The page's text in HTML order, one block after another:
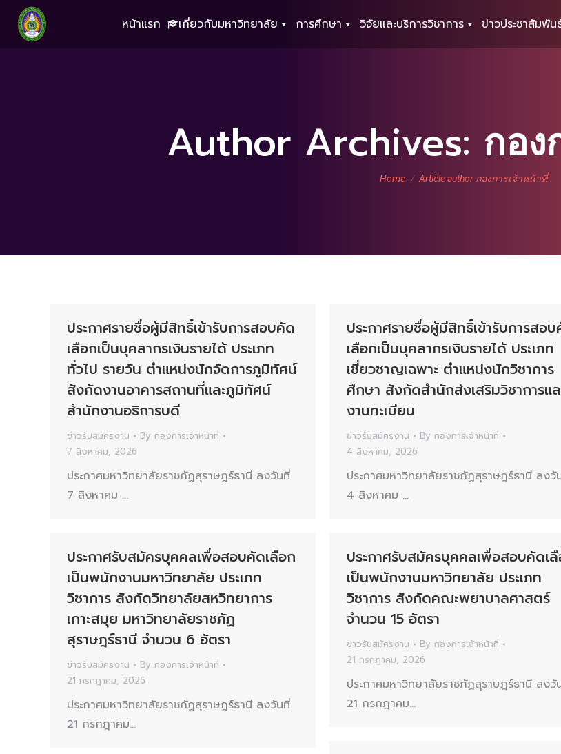
หน้าแรก เกี่ยวกับมหาวิทยาลัย การศึกษา วิจัยและบริการวิชาการ ข่าวประชาสัมพัน
Author Archives: กอง
You are here:
Home Article author กองการเจ้าหน้าที่
ประกาศรายชื่อผู้มีสิทธิ์เข้ารับการสอบคัด
เลือกเป็นบุคลากรเงินรายได้ ประเภท
ทั่วไป รายวัน ตำแหน่งนักจัดการภูมิทัศน์
สังกัดงานอาคารสถานที่และภูมิทัศน์
สำนักงานอธิการบดี
ข่าวรับสมัครงาน By กองการเจ้าหน้าที่
7 สิงหาคม, 2026
ประกาศมหาวิทยาลัยราชภัฏสุราษฎร์ธานี ลงวันที่
7 สิงหาคม …
ประกาศรายชื่อผู้มีสิทธิ์เข้ารับการสอ
เลือกเป็นบุคลากรเงินรายได้ ประเภท
เชี่ยวชาญเฉพาะ ตำแหน่งนักวิชาการ
ศึกษา สังกัดสำนักส่งเสริมวิชาการแล
งานทะเบียน
ข่าวรับสมัครงาน By กองการเจ้าหน้าที่
4 สิงหาคม, 2026
ประกาศมหาวิทยาลัยราชภัฏสุราษฎร์ธานี ลงวั
4 สิงหาคม …
ประกาศรับสมัครบุคคลเพื่อสอบคัดเลือก
เป็นพนักงานมหาวิทยาลัย ประเภท
วิชาการ สังกัดวิทยาลัยสหวิทยาการ
เกาะสมุย มหาวิทยาลัยราชภัฏ
สุราษฎร์ธานี จำนวน 6 อัตรา
ข่าวรับสมัครงาน By กองการเจ้าหน้าที่
21 กรกฎาคม, 2026
ประกาศมหาวิทยาลัยราชภัฏสุราษฎร์ธานี ลงวันที่
21 กรกฎาคม…
ประกาศรับสมัครบุคคลเพื่อสอบคัดเ
เป็นพนักงานมหาวิทยาลัย ประเภท
วิชาการ สังกัดคณะพยาบาลศาสตร์
จำนวน 15 อัตรา
ข่าวรับสมัครงาน By กองการเจ้าหน้าที่
21 กรกฎาคม, 2026
ประกาศมหาวิทยาลัยราชภัฏสุราษฎร์ธานี ลงวั
21 กรกฎาคม…